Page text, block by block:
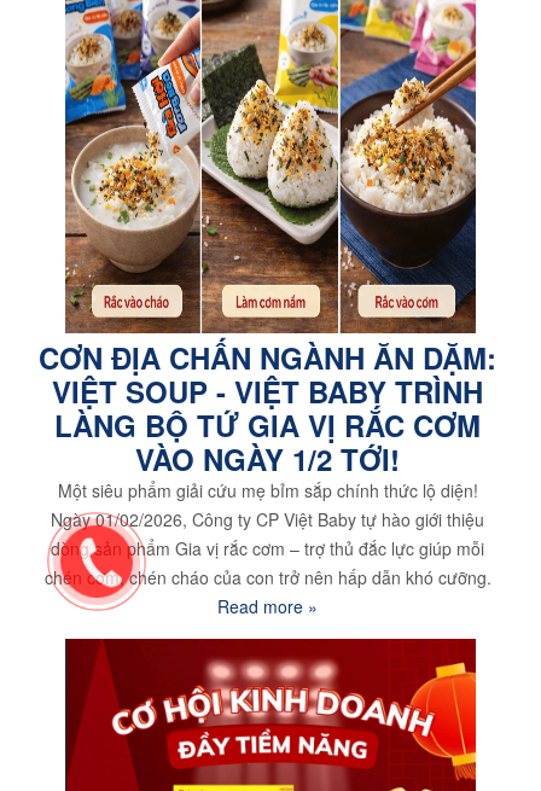
CƠN ĐỊA CHẤN NGÀNH ĂN DẶM:
VIỆT SOUP - VIỆT BABY TRÌNH
LÀNG BỘ TỨ GIA VỊ RẮC CƠM
VÀO NGÀY 1/2 TỚI!
Một siêu phẩm giải cứu mẹ bỉm sắp chính thức lộ diện!
Ngày 01/02/2026, Công ty CP Việt Baby tự hào giới thiệu
dòng sản phẩm Gia vị rắc cơm – trợ thủ đắc lực giúp mỗi
chén cơm, chén cháo của con trở nên hấp dẫn khó cưỡng.
Read more »